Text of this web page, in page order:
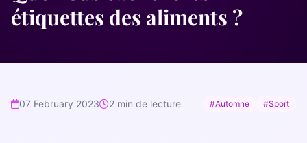
Calories par aliment
Soins esthétiques
étiquettes des aliments ?
07 February 2023 2 min de lecture #Automne #Sport